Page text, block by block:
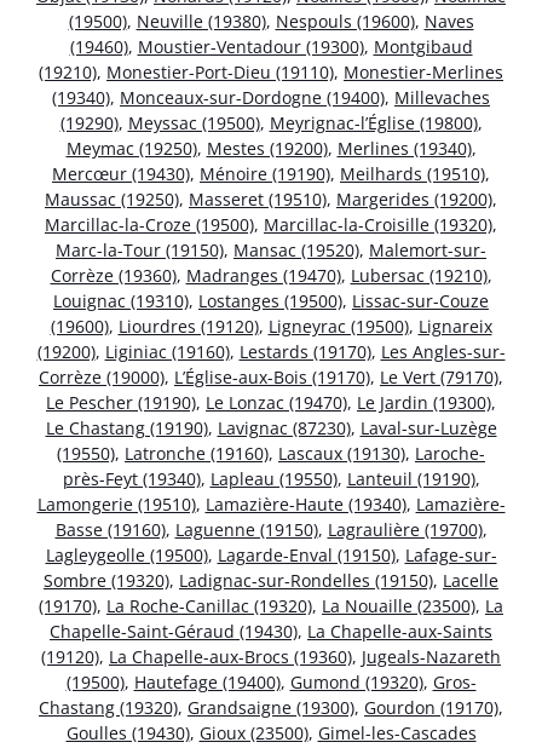
(19500), Neuville (19380), Nespouls (19600), Naves
(19460), Moustier-Ventadour (19300), Montgibaud
(19210), Monestier-Port-Dieu (19110), Monestier-Merlines
(19340), Monceaux-sur-Dordogne (19400), Millevaches
(19290), Meyssac (19500), Meyrignac-l’Église (19800),
Meymac (19250), Mestes (19200), Merlines (19340),
Mercœur (19430), Ménoire (19190), Meilhards (19510),
Maussac (19250), Masseret (19510), Margerides (19200),
Marcillac-la-Croze (19500), Marcillac-la-Croisille (19320),
Marc-la-Tour (19150), Mansac (19520), Malemort-sur-
Corrèze (19360), Madranges (19470), Lubersac (19210),
Louignac (19310), Lostanges (19500), Lissac-sur-Couze
(19600), Liourdres (19120), Ligneyrac (19500), Lignareix
(19200), Liginiac (19160), Lestards (19170), Les Angles-sur-
Corrèze (19000), L’Église-aux-Bois (19170), Le Vert (79170),
Le Pescher (19190), Le Lonzac (19470), Le Jardin (19300),
Le Chastang (19190), Lavignac (87230), Laval-sur-Luzège
(19550), Latronche (19160), Lascaux (19130), Laroche-
près-Feyt (19340), Lapleau (19550), Lanteuil (19190),
Lamongerie (19510), Lamazière-Haute (19340), Lamazière-
Basse (19160), Laguenne (19150), Lagraulière (19700),
Lagleygeolle (19500), Lagarde-Enval (19150), Lafage-sur-
Sombre (19320), Ladignac-sur-Rondelles (19150), Lacelle
(19170), La Roche-Canillac (19320), La Nouaille (23500), La
Chapelle-Saint-Géraud (19430), La Chapelle-aux-Saints
(19120), La Chapelle-aux-Brocs (19360), Jugeals-Nazareth
(19500), Hautefage (19400), Gumond (19320), Gros-
Chastang (19320), Grandsaigne (19300), Gourdon (19170),
Goulles (19430), Gioux (23500), Gimel-les-Cascades